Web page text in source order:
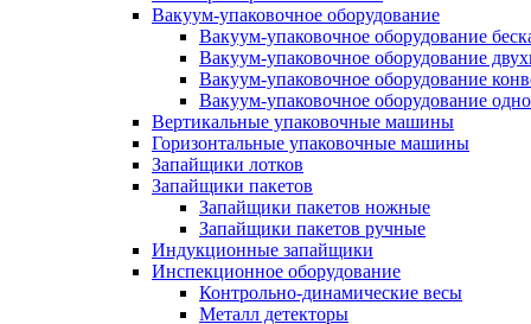
Вакуум-упаковочное оборудование
Вакуум-упаковочное оборудование
Вакуум-упаковочное оборудование
Вакуум-упаковочное оборудование
Вакуум-упаковочное оборудование
Вертикальные упаковочные машины
Горизонтальные упаковочные машины
Запайщики лотков
Запайщики пакетов
Запайщики пакетов ножные
Запайщики пакетов ручные
Индукционные запайщики
Инспекционное оборудование
Контрольно-динамические весы
Металл детекторы